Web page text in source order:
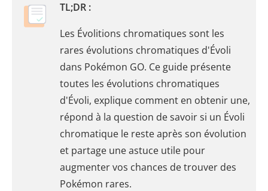
TL;DR :
Les Évolitions chromatiques sont les
rares évolutions chromatiques d'Évoli
dans Pokémon GO. Ce guide présente
toutes les évolutions chromatiques
d'Évoli, explique comment en obtenir une,
répond à la question de savoir si un Évoli
chromatique le reste après son évolution
et partage une astuce utile pour
augmenter vos chances de trouver des
Pokémon rares.